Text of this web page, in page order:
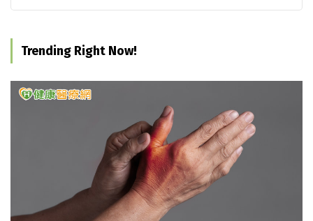
Trending Right Now!